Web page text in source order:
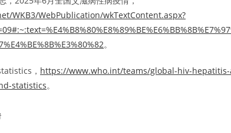
WKB3/WebPublication/wkTextContent.aspx?
。
， https://www.who.int/teams/global-hiv-
statistics。